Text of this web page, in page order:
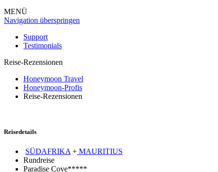
MENÜ
Navigation überspringen
Support
Testimonials
Reise-Rezensionen
Honeymoon Travel
Honeymoon-Profis
Reise-Rezensionen
Reisedetails
SÜDAFRIKA + MAURITIUS
Rundreise
Paradise Cove*****